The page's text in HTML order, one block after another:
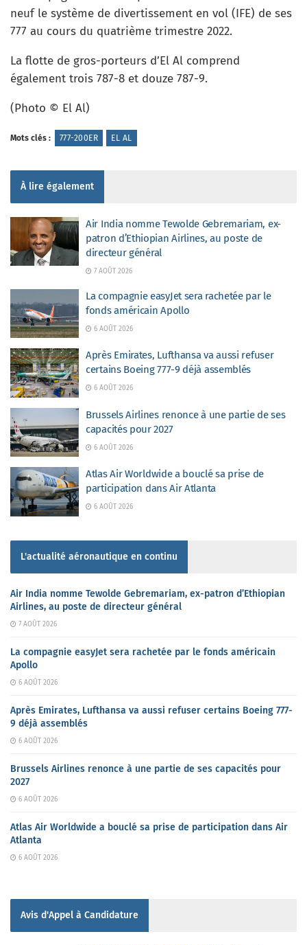
neuf le système de divertissement en vol (IFE) de ses
777 au cours du quatrième trimestre 2022.
La flotte de gros-porteurs d’El Al comprend
également trois 787-8 et douze 787-9.
(Photo © El Al)
Mots clés : 777-200ER EL AL
À lire également
Air India nomme Tewolde Gebremariam, ex-
patron d’Ethiopian Airlines, au poste de
directeur général
7 AOÛT 2026
La compagnie easyJet sera rachetée par le
fonds américain Apollo
6 AOÛT 2026
Après Emirates, Lufthansa va aussi refuser
certains Boeing 777-9 déjà assemblés
6 AOÛT 2026
Brussels Airlines renonce à une partie de ses
capacités pour 2027
6 AOÛT 2026
Atlas Air Worldwide a bouclé sa prise de
participation dans Air Atlanta
6 AOÛT 2026
L'actualité aéronautique en continu
Air India nomme Tewolde Gebremariam, ex-patron d’Ethiopian
Airlines, au poste de directeur général
7 AOÛT 2026
La compagnie easyJet sera rachetée par le fonds américain
Apollo
6 AOÛT 2026
Après Emirates, Lufthansa va aussi refuser certains Boeing 777-
9 déjà assemblés
6 AOÛT 2026
Brussels Airlines renonce à une partie de ses capacités pour
2027
6 AOÛT 2026
Atlas Air Worldwide a bouclé sa prise de participation dans Air
Atlanta
6 AOÛT 2026
Avis d'Appel à Candidature